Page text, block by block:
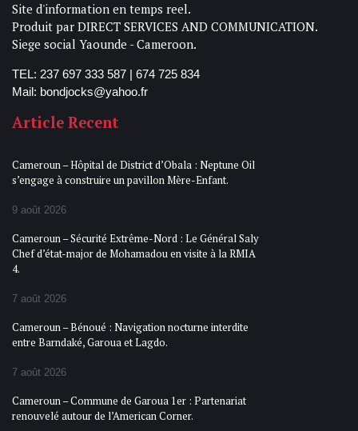
Site d'information en temps reel.
Produit par DIRECT SERVICES AND COMMUNICATION.
Siege social Yaounde - Cameroon.
TEL: 237 697 333 587 | 674 725 834
Mail: bondjocks@yahoo.fr
Article Recent
Cameroun – Hôpital de District d’Obala : Neptune Oil
s’engage à construire un pavillon Mère-Enfant.
9 août 2026
Cameroun – Sécurité Extrême-Nord : Le Général Saly
Chef d’état-major de Mohamadou en visite à la RMIA
4.
7 août 2026
Cameroun – Bénoué : Navigation nocturne interdite
entre Barndaké, Garoua et Lagdo.
7 août 2026
Cameroun – Commune de Garoua 1er : Partenariat
renouvelé autour de l’American Corner.